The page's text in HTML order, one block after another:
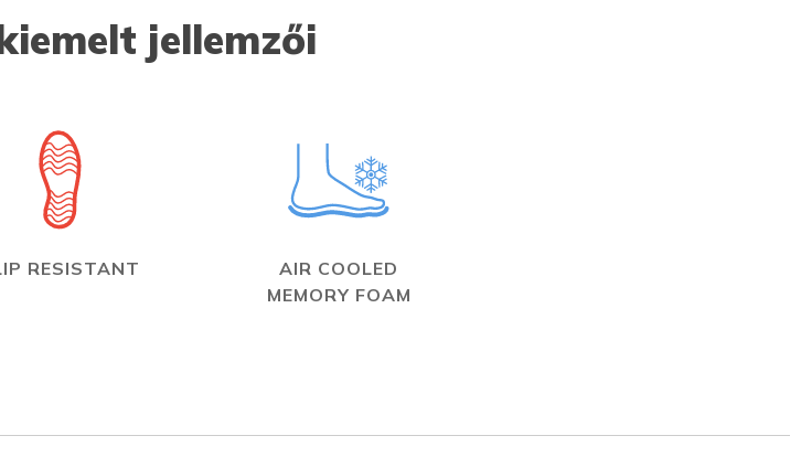
jellemzői
RESISTANT
AIR COOLED
MEMORY FOAM